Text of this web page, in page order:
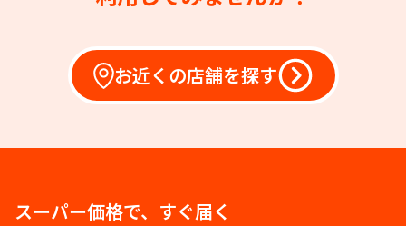
お近くの店舗を探す
スーパー価格で、すぐ届く